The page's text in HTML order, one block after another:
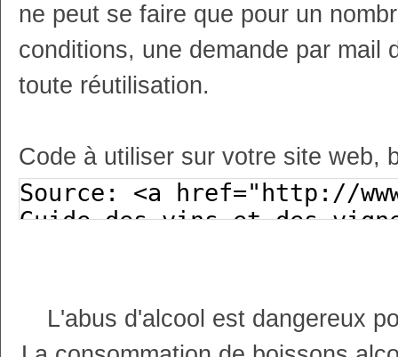
ne peut se faire que pour un
conditions, une demande par mail
toute réutilisation.
Code à utiliser sur votre site web,
L'abus d'alcool est dangereux